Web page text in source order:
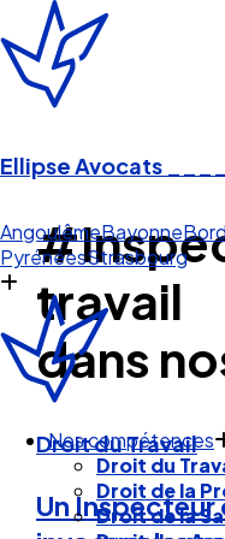
Ellipse Avocats
AngoulêmeBayonne
PyrénéesStrasbourg
Nos compétences
Droit du
Droit de la
Droit de la
travail
dans
Droit du Travail
Un